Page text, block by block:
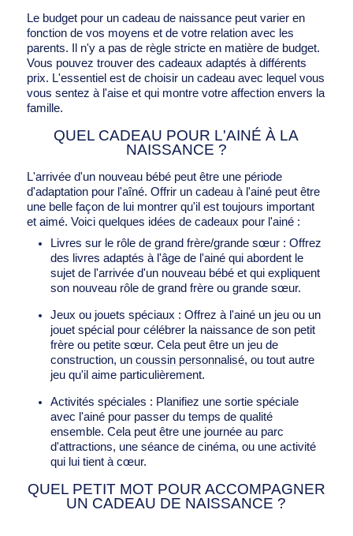
Le budget pour un cadeau de naissance peut varier en
fonction de vos moyens et de votre relation avec les
parents. Il n'y a pas de règle stricte en matière de budget.
Vous pouvez trouver des cadeaux adaptés à différents
prix. L'essentiel est de choisir un cadeau avec lequel vous
vous sentez à l'aise et qui montre votre affection envers la
famille.
QUEL CADEAU POUR L'AINÉ À LA
NAISSANCE ?
L'arrivée d'un nouveau bébé peut être une période
d'adaptation pour l'aîné. Offrir un cadeau à l'ainé peut être
une belle façon de lui montrer qu'il est toujours important
et aimé. Voici quelques idées de cadeaux pour l'ainé :
Livres sur le rôle de grand frère/grande sœur : Offrez
des livres adaptés à l'âge de l'ainé qui abordent le
sujet de l'arrivée d'un nouveau bébé et qui expliquent
son nouveau rôle de grand frère ou grande sœur.
Jeux ou jouets spéciaux : Offrez à l'ainé un jeu ou un
jouet spécial pour célébrer la naissance de son petit
frère ou petite sœur. Cela peut être un jeu de
construction, un coussin personnalisé, ou tout autre
jeu qu'il aime particulièrement.
Activités spéciales : Planifiez une sortie spéciale
avec l'ainé pour passer du temps de qualité
ensemble. Cela peut être une journée au parc
d'attractions, une séance de cinéma, ou une activité
qui lui tient à cœur.
QUEL PETIT MOT POUR ACCOMPAGNER
UN CADEAU DE NAISSANCE ?